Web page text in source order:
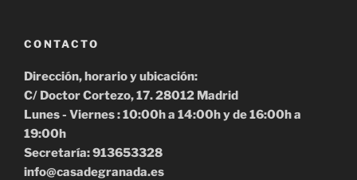
CONTACTO
Dirección, horario y ubicación:
C/ Doctor Cortezo, 17. 28012 Madrid
Lunes - Viernes : 10:00h a 14:00h y de 16:00h a
19:00h
Secretaría: 913653328
info@casadegranada.es